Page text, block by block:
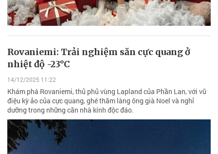
Rovaniemi: Trải nghiệm săn cực quang ở
nhiệt độ -23°C
14/12/2025 11:22
Khám phá Rovaniemi, thủ phủ vùng Lapland của Phần Lan, với vũ
điệu kỳ ảo của cực quang, ghé thăm làng ông già Noel và nghỉ
dưỡng trong những căn nhà kính độc đáo.